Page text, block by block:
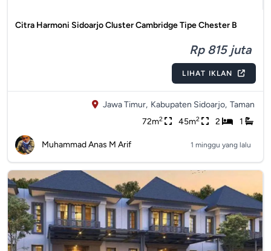
Citra Harmoni Sidoarjo Cluster Cambridge Tipe Chester B
Rp 815 juta
LIHAT IKLAN
Jawa Timur, Kabupaten Sidoarjo, Taman
72m2 45m2 2 1
Muhammad Anas M Arif 1 minggu yang lalu